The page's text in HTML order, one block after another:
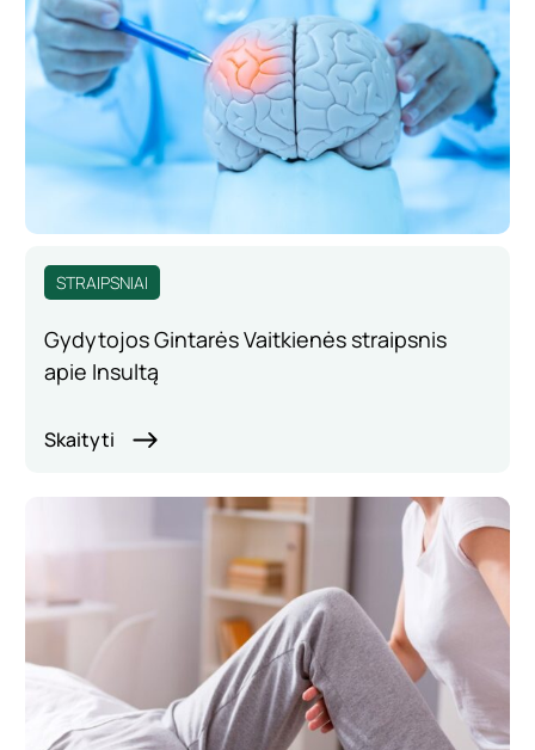
STRAIPSNIAI
Gydytojos Gintarės Vaitkienės straipsnis
apie Insultą
Skaityti